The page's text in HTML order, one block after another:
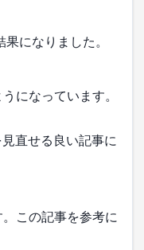
になりました。
になっています。
直せる良い記事に
この記事を参考に